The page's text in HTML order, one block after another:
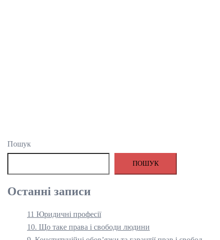
Пошук
ПОШУК
Останні записи
11 Юридичні професії
10. Що таке права і свободи людини